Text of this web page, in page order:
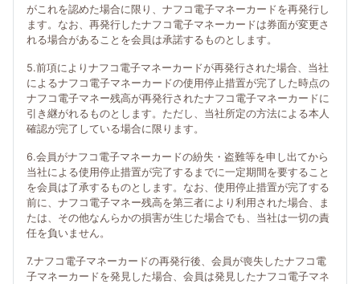
がこれを認めた場合に限り、ナフコ電子マネーカードを再発行し
ます。なお、再発行したナフコ電子マネーカードは券面が変更さ
れる場合があることを会員は承諾するものとします。
5.前項によりナフコ電子マネーカードが再発行された場合、当社
によるナフコ電子マネーカードの使用停止措置が完了した時点の
ナフコ電子マネー残高が再発行されたナフコ電子マネーカードに
引き継がれるものとします。ただし、当社所定の方法による本人
確認が完了している場合に限ります。
6.会員がナフコ電子マネーカードの紛失・盗難等を申し出てから
当社による使用停止措置が完了するまでに一定期間を要すること
を会員は了承するものとします。なお、使用停止措置が完了する
前に、ナフコ電子マネー残高を第三者により利用された場合、ま
たは、その他なんらかの損害が生じた場合でも、当社は一切の責
任を負いません。
7.ナフコ電子マネーカードの再発行後、会員が喪失したナフコ電
子マネーカードを発見した場合、会員は発見したナフコ電子マネ